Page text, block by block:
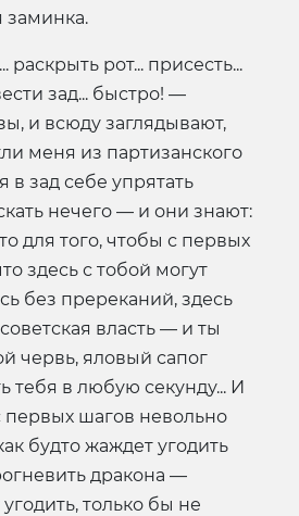
заминка.
раскрыть рот... присесть...
зад... быстро! —
и всюду заглядывают,
меня из партизанского
в зад себе упрятать
нечего — и они знают:
для того, чтобы с первых
здесь с тобой могут
без пререканий, здесь
власть — и ты
червь, яловый сапог
тебя в любую секунду... И
первых шагов невольно
будто жаждет угодить
дракона —
только бы не